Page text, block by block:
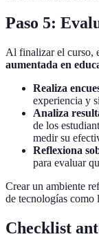
Paso 5:
Al finalizar el curso,
aumentada en
Realiza
experiencia y
Analiza
de los
medir su
Reflexiona
para evaluar
Crear un ambiente
de tecnologías como
Checklist